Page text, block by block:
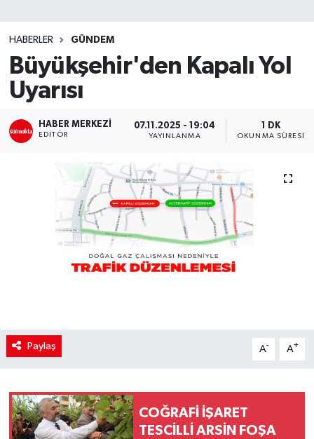
HABERLER GÜNDEM
Büyükşehir'den Kapalı Yol
Uyarısı
HABER MERKEZI
EDITÖR
07.11.2025 - 19:04
YAYINLANMA
1 DK
OKUNMA SÜRESI
Paylaş A- A+
COĞRAFİ İŞARET
TESCİLLİ ARSİN FOŞA
Teknoloji
TRABZON
TRABZONSPOR